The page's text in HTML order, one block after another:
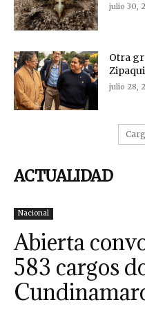
julio 30,
Otra
julio 28,
ACTUALIDAD
Nacional
Abierta
583 cargos